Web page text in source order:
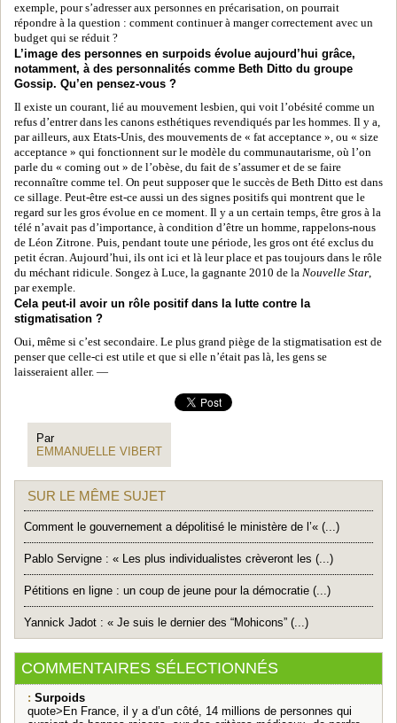
exemple, pour s’adresser aux personnes en précarisation, on pourrait
répondre à la question : comment continuer à manger correctement avec un
budget qui se réduit ?
L’image des personnes en surpoids évolue aujourd’hui grâce,
notamment, à des personnalités comme Beth Ditto du groupe
Gossip. Qu’en pensez-vous ?
Il existe un courant, lié au mouvement lesbien, qui voit l’obésité comme un
refus d’entrer dans les canons esthétiques revendiqués par les hommes. Il y a,
par ailleurs, aux Etats-Unis, des mouvements de « fat acceptance », ou « size
acceptance » qui fonctionnent sur le modèle du communautarisme, où l’on
parle du « coming out » de l’obèse, du fait de s’assumer et de se faire
reconnaître comme tel. On peut supposer que le succès de Beth Ditto est dans
ce sillage. Peut-être est-ce aussi un des signes positifs qui montrent que le
regard sur les gros évolue en ce moment. Il y a un certain temps, être gros à la
télé n’avait pas d’importance, à condition d’être un homme, rappelons-nous
de Léon Zitrone. Puis, pendant toute une période, les gros ont été exclus du
petit écran. Aujourd’hui, ils ont ici et là leur place et pas toujours dans le rôle
du méchant ridicule. Songez à Luce, la gagnante 2010 de la Nouvelle Star,
par exemple.
Cela peut-il avoir un rôle positif dans la lutte contre la
stigmatisation ?
Oui, même si c’est secondaire. Le plus grand piège de la stigmatisation est de
penser que celle-ci est utile et que si elle n’était pas là, les gens se
laisseraient aller. —
Par
EMMANUELLE VIBERT
SUR LE MÊME SUJET
Comment le gouvernement a dépolitisé le ministère de l’« (...)
Pablo Servigne : « Les plus individualistes crèveront les (...)
Pétitions en ligne : un coup de jeune pour la démocratie (...)
Yannick Jadot : « Je suis le dernier des “Mohicons” (...)
COMMENTAIRES SÉLECTIONNÉS
: Surpoids
quote>En France, il y a d’un côté, 14 millions de personnes qui